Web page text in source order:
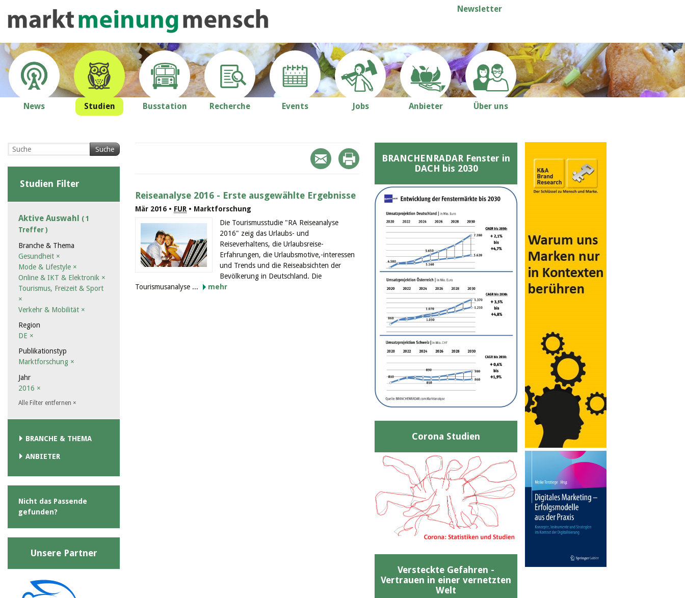
Newsletter
News Studien Busstation Recherche Events Jobs Anbieter Über uns
Reiseanalyse 2016 - Erste ausgewählte Ergebnisse
Mär 2016 • FUR • Marktforschung
Die Tourismusstudie "RA Reiseanalyse
2016" zeig das Urlaubs- und
Reiseverhaltens, die Urlaubsreise-
Erfahrungen, die Urlaubsmotive,-interessen
und Trends und die Reiseabsichten der
Bevölkerung in Deutschland. Die
Tourismusanalyse ...
mehr
Suche
Studien Filter
Aktive Auswahl ( 1
Treffer )
Branche & Thema
Gesundheit ×
Mode & Lifestyle ×
Online & IKT & Elektronik ×
Tourismus, Freizeit & Sport
×
Verkehr & Mobilität ×
Region
DE ×
Publikationstyp
Marktforschung ×
Jahr
2016 ×
Alle Filter entfernen ×
BRANCHE & THEMA
ANBIETER
Nicht das Passende
gefunden?
Unsere Partner
BRANCHENRADAR Fenster in
DACH bis 2030
Corona Studien
Versteckte Gefahren -
Vertrauen in einer vernetzten
Welt